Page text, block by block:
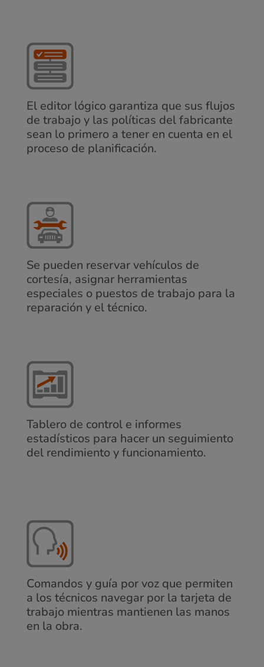
El editor lógico garantiza que sus flujos
de trabajo y las políticas del fabricante
sean lo primero a tener en cuenta en el
proceso de planificación.
Se pueden reservar vehículos de
cortesía, asignar herramientas
especiales o puestos de trabajo para la
reparación y el técnico.
Tablero de control e informes
estadísticos para hacer un seguimiento
del rendimiento y funcionamiento.
Comandos y guía por voz que permiten
a los técnicos navegar por la tarjeta de
trabajo mientras mantienen las manos
en la obra.